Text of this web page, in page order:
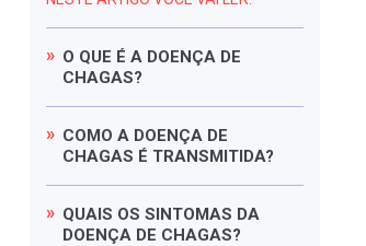
O QUE É A DOENÇA DE
CHAGAS?
COMO A DOENÇA DE
CHAGAS É TRANSMITIDA?
QUAIS OS SINTOMAS DA
DOENÇA DE CHAGAS?